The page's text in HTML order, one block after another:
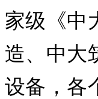
家级《中
造、中大
设备，各